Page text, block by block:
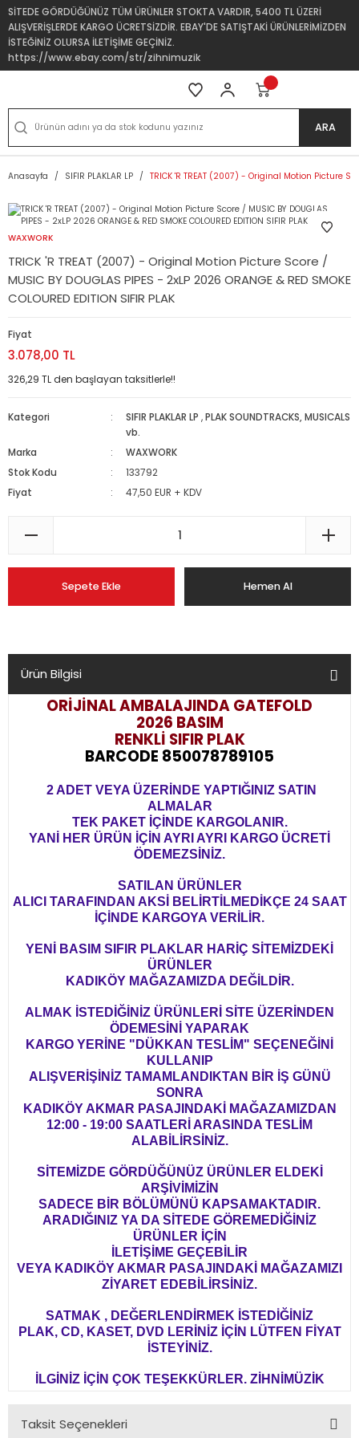
SİTEDE GÖRDÜĞÜNÜZ TÜM ÜRÜNLER STOKTA VARDIR, 5400 TL ÜZERİ
ALIŞVERİŞLERDE KARGO ÜCRETSİZDİR. EBAY'DE SATIŞTAKİ ÜRÜNLERİMİZDEN
İSTEĞİNİZ OLURSA İLETİŞİME GEÇİNİZ.
https://www.ebay.com/str/zihnimuzik
ARA
Anasayfa SIFIR PLAKLAR LP TRICK 'R TREAT (2007) - Original Motion Picture
WAXWORK
TRICK 'R TREAT (2007) - Original Motion Picture Score /
MUSIC BY DOUGLAS PIPES - 2xLP 2026 ORANGE & RED SMOKE
COLOURED EDITION SIFIR PLAK
Fiyat
3.078,00 TL
326,29 TL den başlayan taksitlerle!!
Kategori SIFIR PLAKLAR LP ,PLAK SOUNDTRACKS, MUSICALS
vb.
Marka
WAXWORK
Stok Kodu
133792
Fiyat
47,50 EUR + KDV
Sepete Ekle Hemen Al
Ürün Bilgisi
ORİJİNAL AMBALAJINDA GATEFOLD
2026 BASIM
RENKLİ SIFIR PLAK
BARCODE 850078789105
2 ADET VEYA ÜZERİNDE YAPTIĞINIZ SATIN
ALMALAR
TEK PAKET İÇİNDE KARGOLANIR.
YANİ HER ÜRÜN İÇİN AYRI AYRI KARGO ÜCRETİ
ÖDEMEZSİNİZ.
SATILAN ÜRÜNLER
ALICI TARAFINDAN AKSİ BELİRTİLMEDİKÇE 24 SAAT
İÇİNDE KARGOYA VERİLİR.
YENİ BASIM SIFIR PLAKLAR HARİÇ SİTEMİZDEKİ
ÜRÜNLER
KADIKÖY MAĞAZAMIZDA DEĞİLDİR.
ALMAK İSTEDİĞİNİZ ÜRÜNLERİ SİTE ÜZERİNDEN
ÖDEMESİNİ YAPARAK
KARGO YERİNE "DÜKKAN TESLİM" SEÇENEĞİNİ
KULLANIP
ALIŞVERİŞİNİZ TAMAMLANDIKTAN BİR İŞ GÜNÜ
SONRA
KADIKÖY AKMAR PASAJINDAKİ MAĞAZAMIZDAN
12:00 - 19:00 SAATLERİ ARASINDA TESLİM
ALABİLİRSİNİZ.
SİTEMİZDE GÖRDÜĞÜNÜZ ÜRÜNLER ELDEKİ
ARŞİVİMİZİN
SADECE BİR BÖLÜMÜNÜ KAPSAMAKTADIR.
ARADIĞINIZ YA DA SİTEDE GÖREMEDİĞİNİZ
ÜRÜNLER İÇİN
İLETİŞİME GEÇEBİLİR
VEYA KADIKÖY AKMAR PASAJINDAKİ MAĞAZAMIZI
ZİYARET EDEBİLİRSİNİZ.
SATMAK , DEĞERLENDİRMEK İSTEDİĞİNİZ
PLAK, CD, KASET, DVD LERİNİZ İÇİN LÜTFEN FİYAT
İSTEYİNİZ.
İLGİNİZ İÇİN ÇOK TEŞEKKÜRLER. ZİHNİMÜZİK
Taksit Seçenekleri